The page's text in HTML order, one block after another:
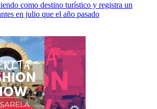
como destino turístico y registra un
en julio que el año pasado